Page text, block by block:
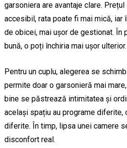
garsoniera are avantaje clare.
accesibil, rata poate fi mai mică, iar
de obicei, mai ușor de gestionat. În
bună, o poți închiria mai ușor ulterior.
Pentru un cuplu, alegerea se
permite doar o garsonieră mai
bine se păstrează intimitatea și
același spațiu au programe
diferite. În timp, lipsa unei camere
disconfort real.